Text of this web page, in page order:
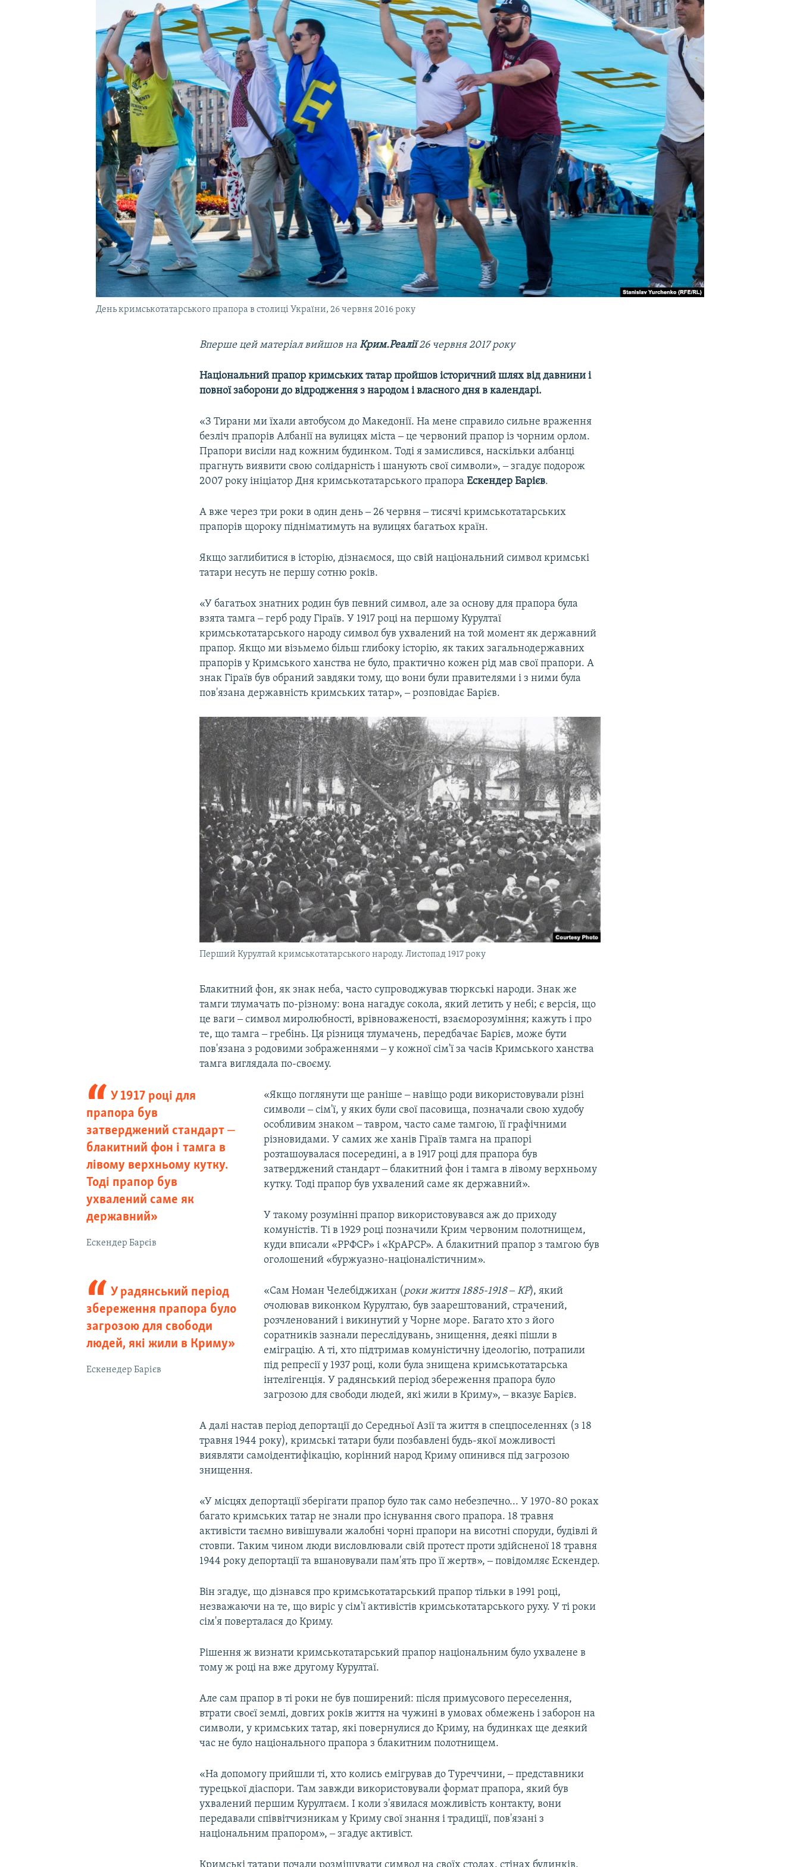
УКРАЇНСЬКА ПРОБЛЕМА КРИМУ
День кримськотатарського прапора в столиці України, 26 червня 2016 року
Вперше цей матеріал вийшов наКрим.Реалії26 червня 2017 року
Національний прапор кримських татар пройшов історичний шлях від давнини і
повної заборони до відродження з народом і власного дня в календарі.
«З Тирани ми їхали автобусом до Македонії. На мене справило сильне враження
безліч прапорів Албанії на вулицях міста ‒ це червоний прапор із чорним орлом.
Прапори висіли над кожним будинком. Тоді я замислився, наскільки албанці
прагнуть виявити свою солідарність і шанують свої символи», ‒ згадує подорож
2007 року ініціатор Дня кримськотатарського прапораЕскендер Барієв.
А вже через три роки в один день ‒ 26 червня ‒ тисячі кримськотатарських
прапорів щороку підніматимуть на вулицях багатьох країн.
Якщо заглибитися в історію, дізнаємося, що свій національний символ кримські
татари несуть не першу сотню років.
«У багатьох знатних родин був певний символ, але за основу для прапора була
взята тамга ‒ герб роду Гіраїв. У 1917 році на першому Курултаї
кримськотатарського народу символ був ухвалений на той момент як державний
прапор. Якщо ми візьмемо більш глибоку історію, як таких загальнодержавних
прапорів у Кримського ханства не було, практично кожен рід мав свої прапори. А
знак Гіраїв був обраний завдяки тому, що вони були правителями і з ними була
пов'язана державність кримських татар», ‒ розповідає Барієв.
Перший Курултай кримськотатарського народу. Листопад 1917 року
Блакитний фон, як знак неба, часто супроводжував тюркські народи. Знак же
тамги тлумачать по-різному: вона нагадує сокола, який летить у небі; є версія, що
це ваги ‒ символ миролюбності, врівноваженості, взаєморозуміння; кажуть і про
те, що тамга ‒ гребінь. Ця різниця тлумачень, передбачає Барієв, може бути
пов'язана з родовими зображеннями ‒ у кожної сім'ї за часів Кримського ханства
тамга виглядала по-своєму.
У 1917 році для
прапора був
затверджений стандарт ‒
блакитний фон і тамга в
лівому верхньому кутку.
Тоді прапор був
ухвалений саме як
державний»
Ескендер Барєів
«Якщо поглянути ще раніше ‒ навіщо роди використовували різні
символи ‒ сім'ї, у яких були свої пасовища, позначали свою худобу
особливим знаком ‒ тавром, часто саме тамгою, її графічними
різновидами. У самих же ханів Гіраїв тамга на прапорі
розташоувалася посередині, а в 1917 році для прапора був
затверджений стандарт ‒ блакитний фон і тамга в лівому верхньому
кутку. Тоді прапор був ухвалений саме як державний».
У такому розумінні прапор використовувався аж до приходу
комуністів. Ті в 1929 році позначили Крим червоним полотнищем,
куди вписали «РРФСР» і «КрАРСР». А блакитний прапор з тамгою був
оголошений «буржуазно-націоналістичним».
У радянський період
збереження прапора було
загрозою для свободи
людей, які жили в Криму»
Ескенедер Барієв
«Сам Номан Челебіджихан (роки життя 1885-1918 ‒ КР), який
очолював виконком Курултаю, був заарештований, страчений,
розчленований і викинутий у Чорне море. Багато хто з його
соратників зазнали переслідувань, знищення, деякі пішли в
еміграцію. А ті, хто підтримав комуністичну ідеологію, потрапили
під репресії у 1937 році, коли була знищена кримськотатарська
інтелігенція. У радянський період збереження прапора було
загрозою для свободи людей, які жили в Криму», ‒ вказує Барієв.
А далі настав період депортації до Середньої Азії та життя в спецпоселеннях (з 18
травня 1944 року), кримські татари були позбавлені будь-якої можливості
виявляти самоідентифікацію, корінний народ Криму опинився під загрозою
знищення.
«У місцях депортації зберігати прапор було так само небезпечно... У 1970-80 роках
багато кримських татар не знали про існування свого прапора. 18 травня
активісти таємно вивішували жалобні чорні прапори на висотні споруди, будівлі й
стовпи. Таким чином люди висловлювали свій протест проти здійсненої 18 травня
1944 року депортації та вшановували пам'ять про її жертв», ‒ повідомляє Ескендер.
Він згадує, що дізнався про кримськотатарський прапор тільки в 1991 році,
незважаючи на те, що виріс у сім'ї активістів кримськотатарського руху. У ті роки
сім'я поверталася до Криму.
Рішення ж визнати кримськотатарський прапор національним було ухвалене в
тому ж році на вже другому Курултаї.
Але сам прапор в ті роки не був поширений: після примусового переселення,
втрати своєї землі, довгих років життя на чужині в умовах обмежень і заборон на
символи, у кримських татар, які повернулися до Криму, на будинках ще деякий
час не було національного прапора з блакитним полотнищем.
«На допомогу прийшли ті, хто колись емігрував до Туреччини, ‒ представники
турецької діаспори. Там завжди використовували формат прапора, який був
ухвалений першим Курултаєм. І коли з'явилася можливість контакту, вони
передавали співвітчизникам у Криму свої знання і традиції, пов'язані з
національним прапором», ‒ згадує активіст.